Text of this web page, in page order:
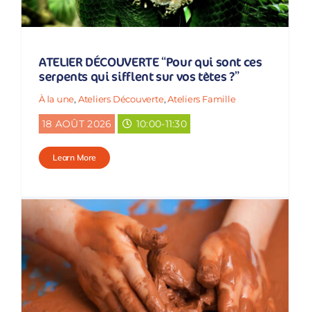
ATELIER DÉCOUVERTE “Pour qui sont ces
serpents qui sifflent sur vos têtes ?”
À la une, Ateliers Découverte,Ateliers Famille
18 AOÛT 2026 10:00-11:30
Learn More